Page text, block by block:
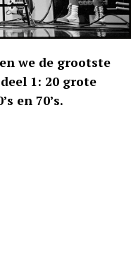
we de grootste
1: 20 grote
en 70’s.